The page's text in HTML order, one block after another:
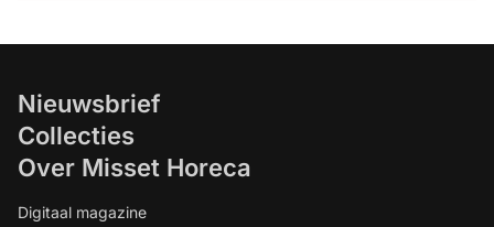
Nieuwsbrief
Collecties
Over Misset Horeca
Digitaal magazine